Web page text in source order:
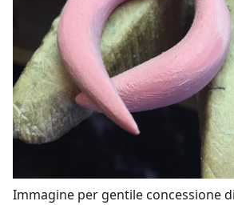
Immagine per gentile concessione